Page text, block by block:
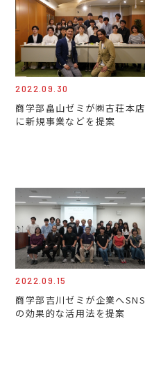
2022.09.30
商学部畠山ゼミが㈱古荘本店
に新規事業などを提案
2022.09.15
商学部吉川ゼミが企業へSNS
の効果的な活用法を提案